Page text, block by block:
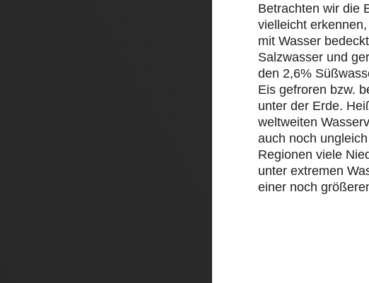
Betrachten wir die
vielleicht
mit Wasser
Salzwasser und
den 2,6%
Eis gefroren bzw.
unter der Erde.
weltweiten
auch noch
Regionen viele
unter extremen
einer noch